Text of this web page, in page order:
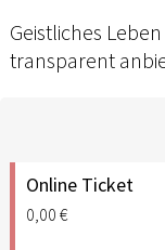
Geistliches
transparent
Online Ticket
0,00 €